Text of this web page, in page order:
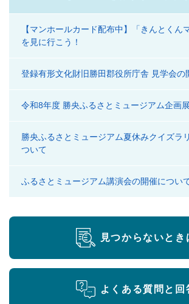
【マンホールカード配布中】「きんとくん
を見に行こう！
登録有形文化財旧勝田郡役所庁舎 見学会の
令和8年度 勝央ふるさとミュージアム企画
勝央ふるさとミュージアム夏休みクイズラ
ついて
ふるさとミュージアム講演会の開催につい
見つからないとき
よくある質問と回